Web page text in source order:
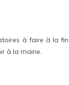
à faire à la fin
à la mairie.